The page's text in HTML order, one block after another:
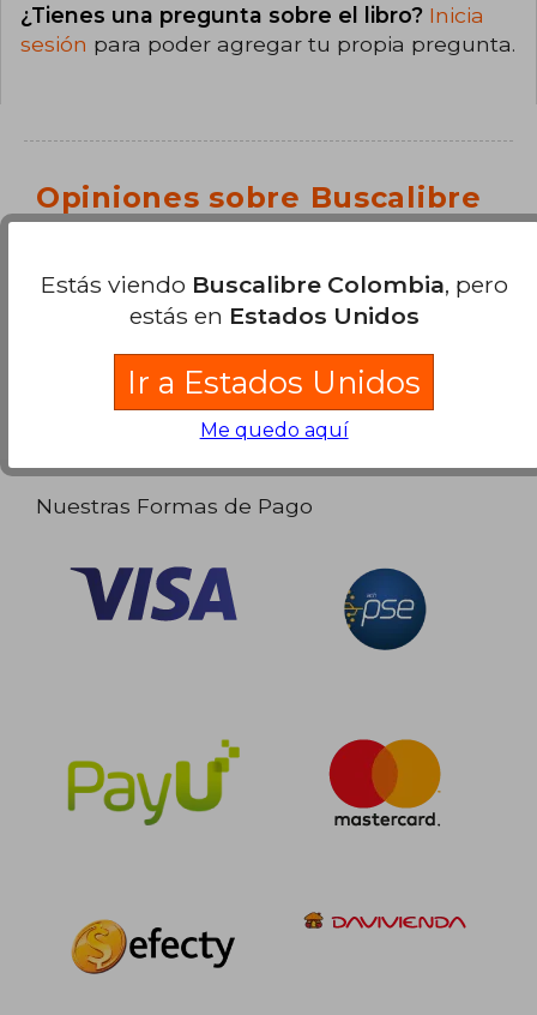
¿Tienes una pregunta sobre el libro? Inicia
sesión para poder agregar tu propia pregunta.
Opiniones sobre Buscalibre
Nuestras Formas de Pago
Estás viendo Buscalibre Colombia, pero
estás en Estados Unidos
Ir a Estados Unidos
Me quedo aquí